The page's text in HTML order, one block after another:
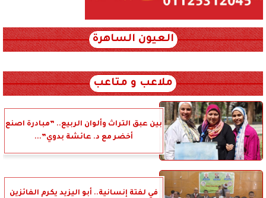
العيون الساهرة
ملاعب و متاعب
بين عبق التراث وألوان الربيع.. ”مبادرة اصنع
أخضر مع د. عائشة بدوي”...
في لفتة إنسانية.. أبو اليزيد يكرم الفائزين